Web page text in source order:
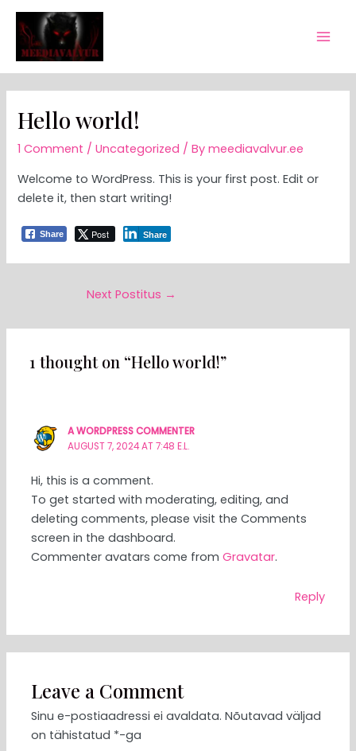
Skip
content
Hello world!
1 Comment /Uncategorized / Bymeediavalvur.ee
Welcome to WordPress. This is your first post. Edit or
delete it, then start writing!
Share Post Share
Post
navigation
Next Postitus →
1 thought on “Hello world!”
A WORDPRESS COMMENTER
AUGUST 7, 2024 AT 7:48 E.L.
Hi, this is a comment.
To get started with moderating, editing, and
deleting comments, please visit the Comments
screen in the dashboard.
Commenter avatars come fromGravatar.
Reply
Leave a Comment
Sinu e-postiaadressi ei avaldata. Nõutavad väljad
on tähistatud *-ga